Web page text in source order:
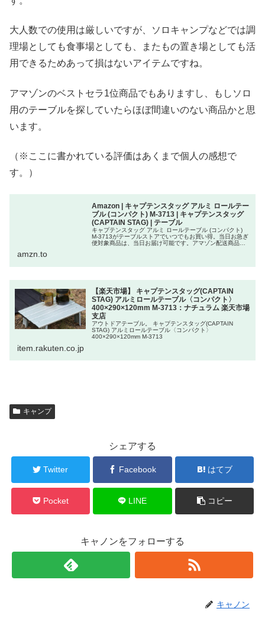
大人数での使用は厳しいですが、ソロキャンプなどでは調
理場としても食事場としても、またもの置き場としても活
用できるためあって損はないアイテムですね。
アマゾンのベストセラ1位商品でもありますし、もしソロ
用のテーブルを探していたらほぼ間違いのない商品かと思
います。
（※ここに書かれている評価はあくまで個人の感想で
す。）
Amazon | キャプテンスタッグ アルミ ロールテー
ブル (コンパクト) M-3713 | キャプテンスタッグ
(CAPTAIN STAG) | テーブル
キャプテンスタッグ アルミ ロールテーブル (コンパクト)
M-3713がテーブルストアでいつでもお買い得。当日お急ぎ
便対象商品は、当日お届け可能です。アマゾン配送商品
amzn.to
【楽天市場】 キャプテンスタッグ(CAPTAIN
STAG) アルミロールテーブル〈コンパクト〉
400×290×120mm M-3713：ナチュラム 楽天市場
支店
アウトドアテーブル。 キャプテンスタッグ(CAPTAIN
STAG) アルミロールテーブル〈コンパクト〉
400×290×120mm M-3713
item.rakuten.co.jp
キャンプ
シェアする
Twitter Facebook はてブ
Pocket LINE コピー
キャノンをフォローする
キャノン